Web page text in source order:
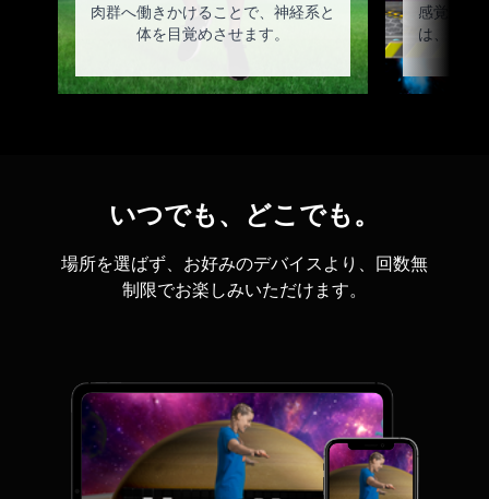
肉群へ働きかけることで、神経系と
体を目覚めさせます。
感覚処理
は、子供
いつでも、どこでも。
場所を選ばず、お好みのデバイスより、回数無
制限でお楽しみいただけます。